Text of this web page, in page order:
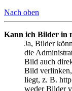
Nach oben
Kann ich Bilder in
Ja, Bilder
die
Bild auch
Bild
liegt, z. B.
weder Bilder